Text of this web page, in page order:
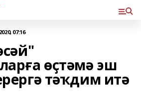
07:16
өҫтәмә эш
тәҡдим итә